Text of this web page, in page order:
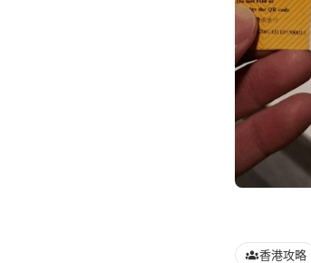
香港攻略